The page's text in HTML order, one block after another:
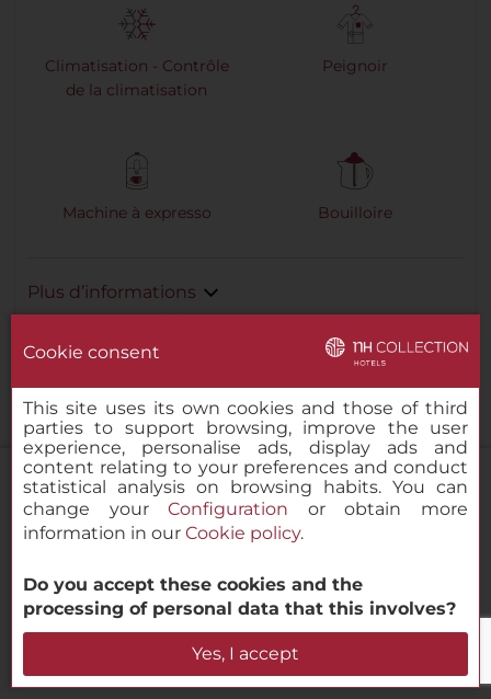
NH Collection New York Madison
Avenue
Vérifier la disponibilité
Climatisation - Contrôle
de la climatisation
Peignoir
Machine à expresso Bouilloire
Plus d’informations
Réservez maintenant
Cookie consent
This site uses its own cookies and those of third
parties to support browsing, improve the user
experience, personalise ads, display ads and
content relating to your preferences and conduct
statistical analysis on browsing habits. You can
change yourConfiguration or obtain more
information in our Cookie policy.
Do you accept these cookies and the
processing of personal data that this involves?
Yes, I accept